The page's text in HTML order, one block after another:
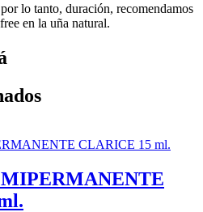
lo tanto, duración, recomendamos
en la uña natural.